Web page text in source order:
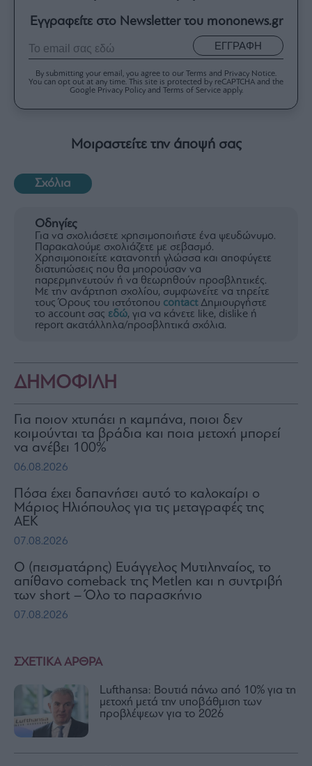
ΣΧΕΤΙΚΑ ΑΡΘΡΑ
Lufthansa: Βουτιά πάνω από 10% για τη
μετοχή μετά την υποβάθμιση των
προβλέψεων για το 2026
Εγγραφείτε στο Newsletter του mononews.gr
ΕΓΓΡΑΦΗ
By submitting your email, you agree to our Terms and Privacy Notice.
You can opt out at any time. This site is protected by reCAPTCHA and the
Google Privacy Policy and Terms of Service apply.
Μοιραστείτε την άποψή σας
Σχόλια
Οδηγίες
Για να σχολιάσετε χρησιμοποιήστε ένα ψευδώνυμο.
Παρακαλούμε σχολιάζετε με σεβασμό.
Χρησιμοποιείτε κατανοητή γλώσσα και αποφύγετε
διατυπώσεις που θα μπορούσαν να
παρερμηνευτούν ή να θεωρηθούν προσβλητικές.
Με την ανάρτηση σχολίου, συμφωνείτε να τηρείτε
τους Όρους του ιστότοπου contactΔημιουργήστε
το account σας εδώ, για να κάνετε like, dislike ή
report ακατάλληλα/προσβλητικά σχόλια.
ΔΗΜΟΦΙΛΗ
Για ποιον χτυπάει η καμπάνα, ποιοι δεν
κοιμούνται τα βράδια και ποια μετοχή μπορεί
να ανέβει 100%
06.08.2026
Πόσα έχει δαπανήσει αυτό το καλοκαίρι ο
Μάριος Ηλιόπουλος για τις μεταγραφές της
ΑΕΚ
07.08.2026
Ο (πεισματάρης) Ευάγγελος Μυτιληναίος, το
απίθανο comeback της Μetlen και η συντριβή
των short – Όλο το παρασκήνιο
07.08.2026